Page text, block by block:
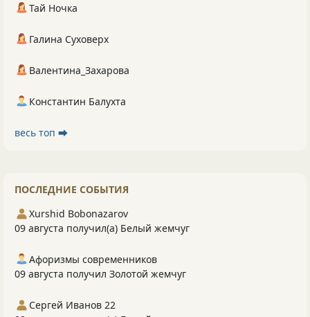
Тай Ночка
Галина Суховерх
Валентина_Захарова
Константин Балухта
весь топ ⮕
ПОСЛЕДНИЕ СОБЫТИЯ
Xurshid Bobonazarov
09 августа получил(а) Белый жемчуг
Афоризмы современников
09 августа получил Золотой жемчуг
Сергей Иванов 22